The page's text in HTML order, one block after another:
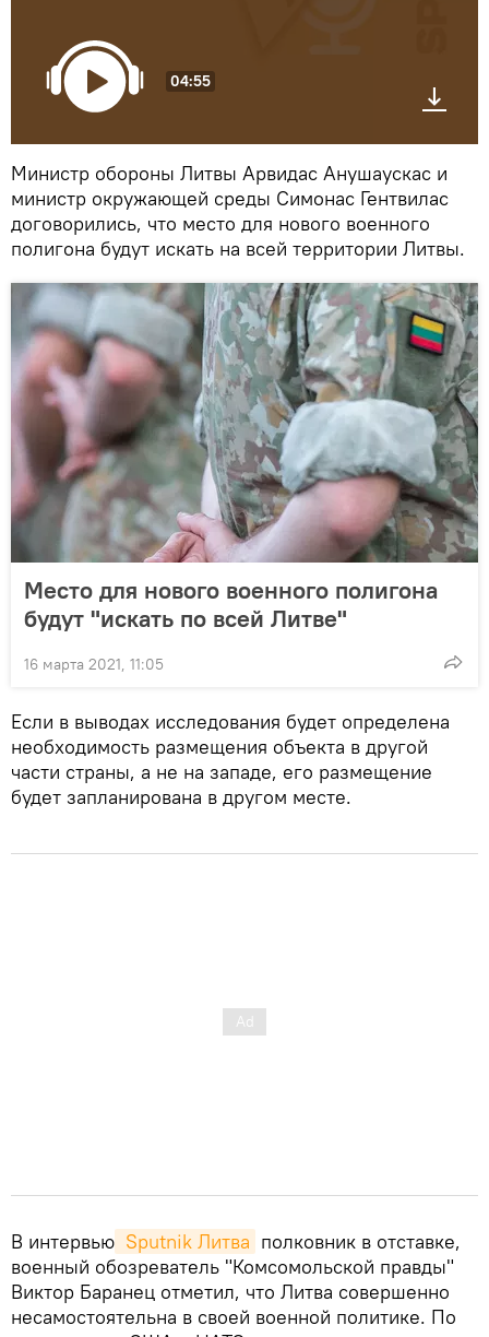
04:55
Министр обороны Литвы Арвидас Анушаускас и
министр окружающей среды Симонас Гентвилас
договорились, что место для нового военного
полигона будут искать на всей территории Литвы.
Место для нового военного полигона
будут "искать по всей Литве"
16 марта 2021, 11:05
Если в выводах исследования будет определена
необходимость размещения объекта в другой
части страны, а не на западе, его размещение
будет запланирована в другом месте.
В интервью Sputnik Литва полковник в отставке,
военный обозреватель "Комсомольской правды"
Виктор Баранец отметил, что Литва совершенно
несамостоятельна в своей военной политике. По